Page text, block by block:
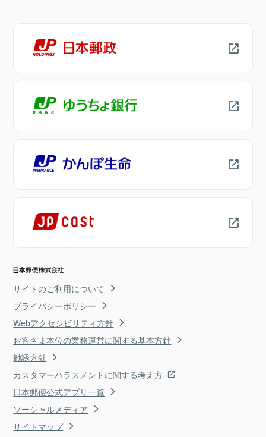
サイトのご利用について
プライバシーポリシー
Webアクセシビリティ方針
お客さま本位の業務運営に関する基本方針
勧誘方針
カスタマーハラスメントに関する考え方
日本郵便公式アプリ一覧
ソーシャルメディア
サイトマップ